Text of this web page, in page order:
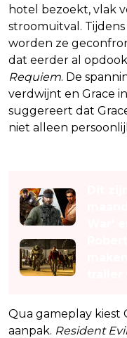
hotel bezoekt, vlak
stroomuitval.
worden ze
dat eerder al
Requiem. De
verdwijnt en Grace
suggereert dat
niet alleen
Qua gameplay kiest
aanpak. Resident